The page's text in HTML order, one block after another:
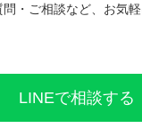
・ご相談など、お気
LINEで相談する